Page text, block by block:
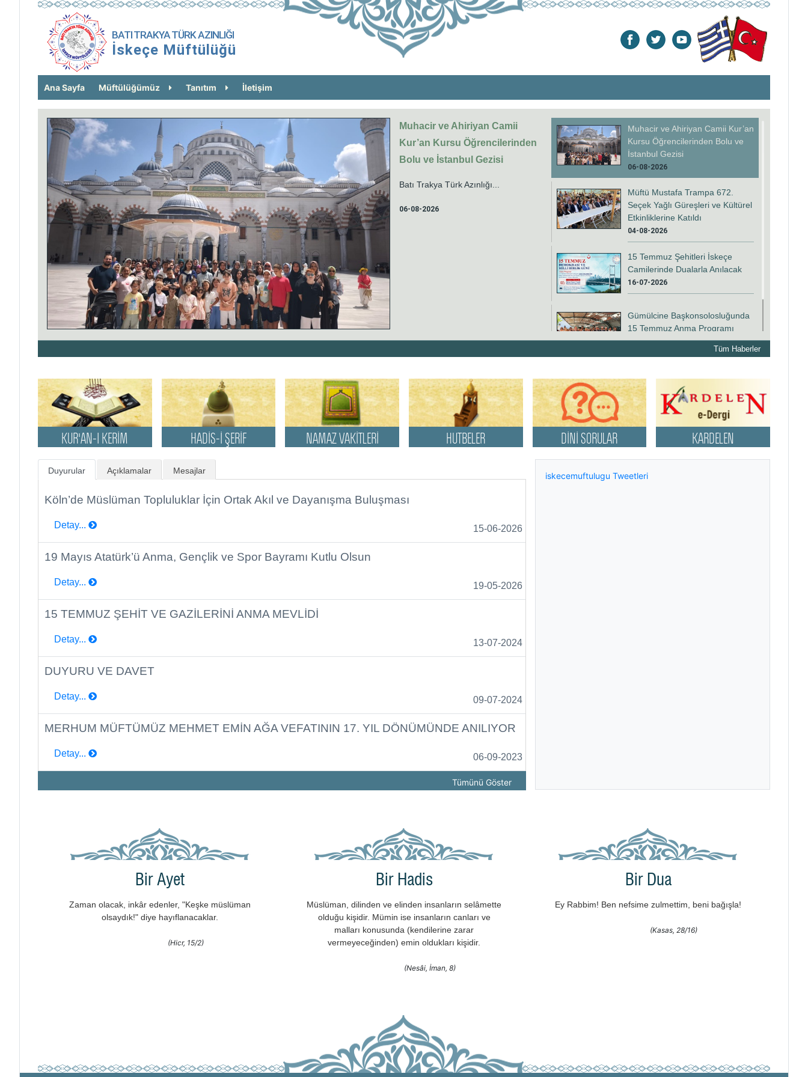
BATI TRAKYA TÜRK AZINLIĞI
İskeçe Müftülüğü
Ana Sayfa Müftülüğümüz Tanıtım İletişim
Muhacir ve Ahiriyan Camii
Kur’an Kursu Öğrencilerinden
Bolu ve İstanbul Gezisi
Batı Trakya Türk Azınlığı...
06-08-2026
Muhacir ve Ahiriyan Camii Kur’an
Kursu Öğrencilerinden Bolu ve
İstanbul Gezisi
06-08-2026
Müftü Mustafa Trampa 672.
Seçek Yağlı Güreşleri ve Kültürel
Etkinliklerine Katıldı
04-08-2026
15 Temmuz Şehitleri İskeçe
Camilerinde Dualarla Anılacak
16-07-2026
Gümülcine Başkonsolosluğunda
15 Temmuz Anma Programı
Düzenlendi
Tüm Haberler
KUR'AN-I KERİM
KUR'AN-I KERİM
HADİS-İ ŞERİF
HADİS-İ ŞERİF
NAMAZ VAKİTLERİ
NAMAZ VAKİTLERİ
HUTBELER
HUTBELER
DİNİ SORULAR
DİNİ SORULAR
KARDELEN
KARDELEN
Duyurular Açıklamalar Mesajlar
Köln’de Müslüman Topluluklar İçin Ortak Akıl ve Dayanışma Buluşması
Detay... 15-06-2026
19 Mayıs Atatürk’ü Anma, Gençlik ve Spor Bayramı Kutlu Olsun
Detay... 19-05-2026
15 TEMMUZ ŞEHİT VE GAZİLERİNİ ANMA MEVLİDİ
Detay... 13-07-2024
DUYURU VE DAVET
Detay... 09-07-2024
MERHUM MÜFTÜMÜZ MEHMET EMİN AĞA VEFATININ 17. YIL DÖNÜMÜNDE ANILIYOR
Detay... 06-09-2023
Tümünü Göster
iskecemuftulugu Tweetleri
Bir Ayet
Zaman olacak, inkâr edenler, "Keşke müslüman
olsaydık!" diye hayıflanacaklar.
(Hicr, 15/2)
Bir Hadis
Müslüman, dilinden ve elinden insanların selâmette
olduğu kişidir. Mümin ise insanların canları ve
malları konusunda (kendilerine zarar
vermeyeceğinden) emin oldukları kişidir.
(Nesâi, İman, 8)
Bir Dua
Ey Rabbim! Ben nefsime zulmettim, beni bağışla!
(Kasas, 28/16)